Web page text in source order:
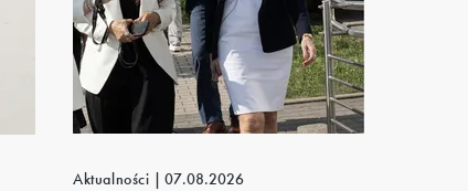
Aktualności 07.08.2026